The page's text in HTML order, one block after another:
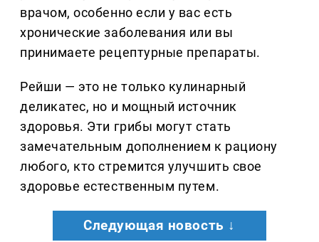
врачом, особенно если у вас есть
хронические заболевания или вы
принимаете рецептурные препараты.
Рейши — это не только кулинарный
деликатес, но и мощный источник
здоровья. Эти грибы могут стать
замечательным дополнением к рациону
любого, кто стремится улучшить свое
здоровье естественным путем.
Следующая новость ↓